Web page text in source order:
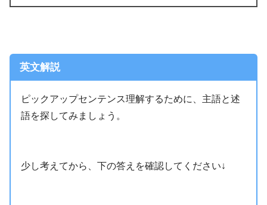
英文解説
ピックアップセンテンス理解するために、主語と述
語を探してみましょう。
少し考えてから、下の答えを確認してください↓